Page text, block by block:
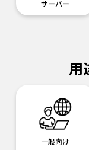
サーバー
用
一般向け